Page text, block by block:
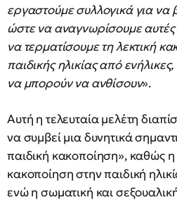
εργαστούμε συλλογικά για να
ώστε να αναγνωρίσουμε αυτές
να τερματίσουμε τη λεκτική
παιδικής ηλικίας από
να μπορούν να ανθίσουν».
Αυτή η τελευταία μελέτη
να συμβεί μια δυνητικά
παιδική κακοποίηση», καθώς
κακοποίηση στην παιδική
ενώ η σωματική και